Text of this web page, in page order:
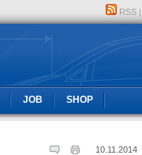
RSS |
JOB SHOP
10.11.2014